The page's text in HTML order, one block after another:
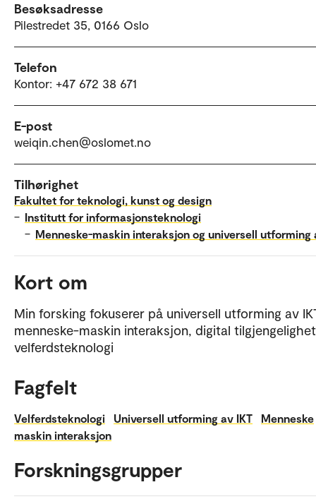
Besøksadresse
Pilestredet 35, 0166 Oslo
Telefon
Kontor: +47 672 38 671
E-post
weiqin.chen@oslomet.no
Tilhørighet
Fakultet for teknologi, kunst og design
– Institutt for informasjonsteknologi
– Menneske-maskin interaksjon og universell utforming
Kort om
Min forsking fokuserer på universell utforming av
menneske-maskin interaksjon, digital
velferdsteknologi
Fagfelt
Velferdsteknologi Universell utforming av IKT
Menneske
maskin interaksjon
Forskningsgrupper